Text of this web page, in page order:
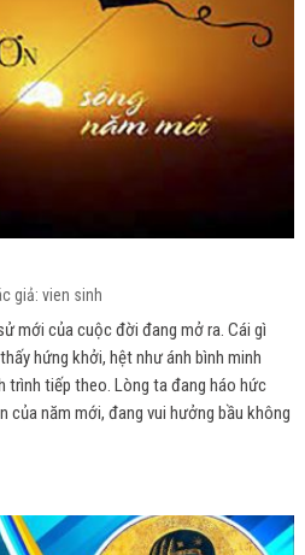
giả: vien sinh
mới của cuộc đời đang mở ra. Cái gì
hứng khởi, hệt như ánh bình minh
trình tiếp theo. Lòng ta đang háo hức
của năm mới, đang vui hưởng bầu không